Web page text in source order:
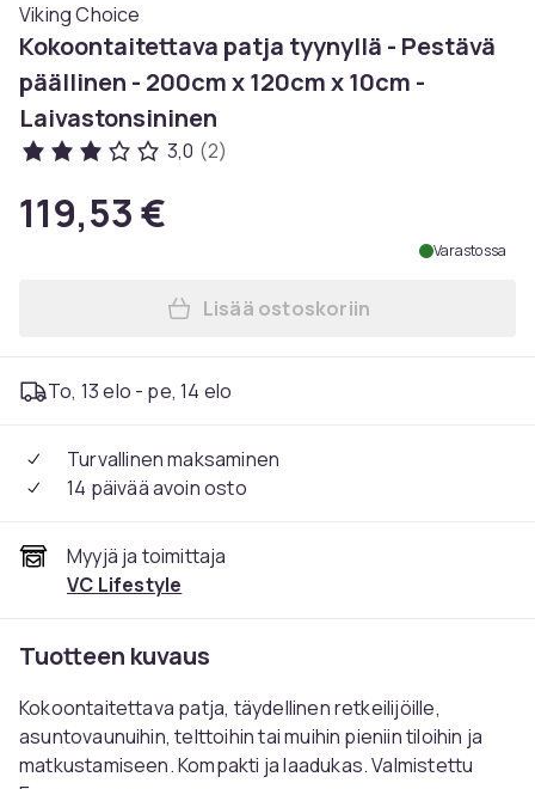
Viking Choice
Kokoontaitettava patja tyynyllä - Pestävä
päällinen - 200cm x 120cm x 10cm -
Laivastonsininen
3,0 (2)
119,53 €
Varastossa
Lisää Kokoontaitettava
Lisää ostoskoriin
To, 13 elo - pe, 14 elo
Turvallinen maksaminen
14 päivää avoin osto
Myyjä ja toimittaja
VC Lifestyle
Tuotteen kuvaus
Kokoontaitettava patja, täydellinen retkeilijöille,
asuntovaunuihin, telttoihin tai muihin pieniin tiloihin ja
matkustamiseen. Kompakti ja laadukas. Valmistettu